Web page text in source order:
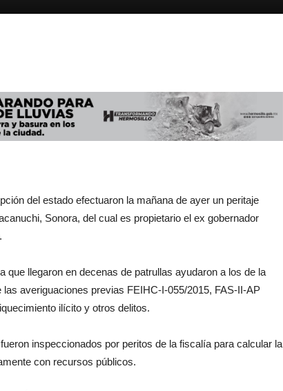
del estado efectuaron la mañana de ayer un peritaje
Sonora, del cual es propietario el ex gobernador
que llegaron en decenas de patrullas ayudaron a los de la
averiguaciones previas FEIHC-I-055/2015, FAS-II-AP
ilícito y otros delitos.
inspeccionados por peritos de la fiscalía para calcular la
con recursos públicos.